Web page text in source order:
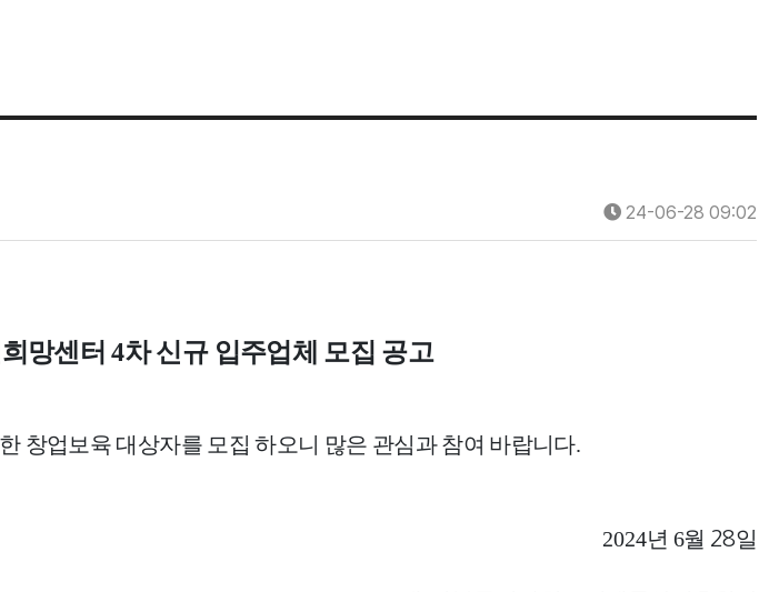
24-06-28 09:02
망센터 4차 신규 입주업체 모집 공고
창업보육 대상자를 모집 하오니 많은 관심과 참여 바랍니다.
2024년 6월 28일